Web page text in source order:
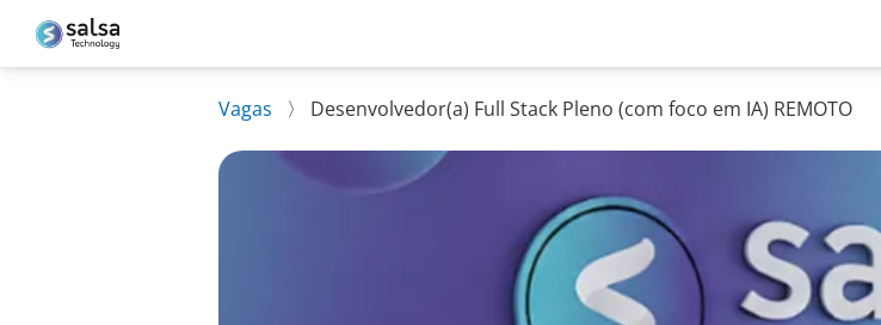
Vagas 〉 Desenvolvedor(a) Full Stack Pleno (com foco em IA) REMOTO